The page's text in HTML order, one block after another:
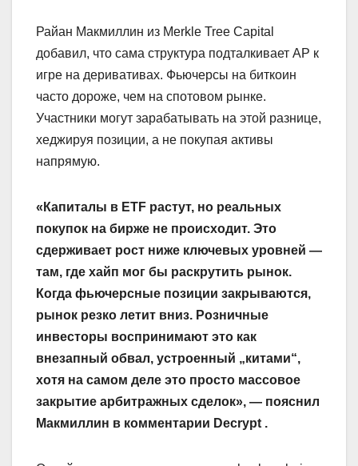
Райан Макмиллин из Merkle Tree Capital
добавил, что сама структура подталкивает AP к
игре на деривативах. Фьючерсы на биткоин
часто дороже, чем на спотовом рынке.
Участники могут зарабатывать на этой разнице,
хеджируя позиции, а не покупая активы
напрямую.
«Капиталы в ETF растут, но реальных
покупок на бирже не происходит. Это
сдерживает рост ниже ключевых уровней —
там, где хайп мог бы раскрутить рынок.
Когда фьючерсные позиции закрываются,
рынок резко летит вниз. Розничные
инвесторы воспринимают это как
внезапный обвал, устроенный „китами“,
хотя на самом деле это просто массовое
закрытие арбитражных сделок», — пояснил
Макмиллин в комментарии Decrypt .